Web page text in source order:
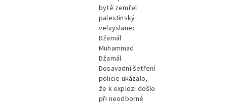
bytě zemřel
palestinský
velvyslanec
Džamál
Muhammad
Džamál.
Dosavadní šetření
policie ukázalo,
že k explozi došlo
při neodborné